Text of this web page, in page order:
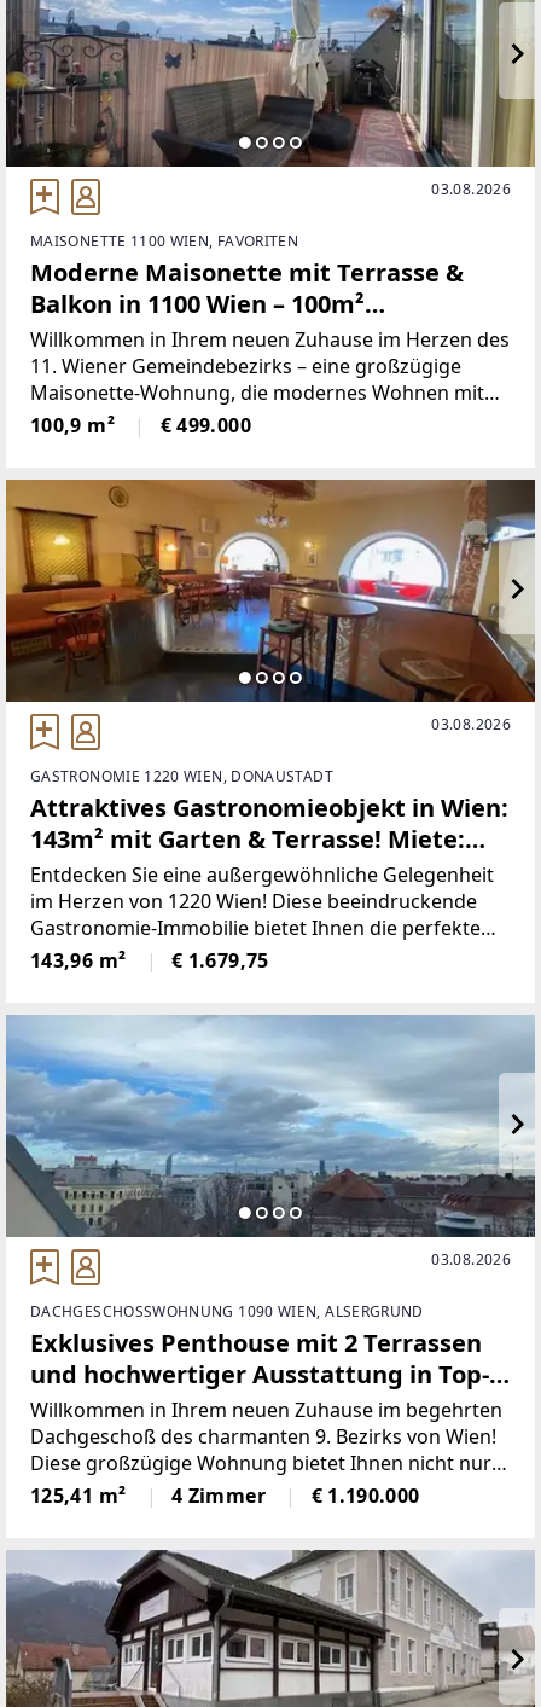
03.08.2026
MAISONETTE 1100 WIEN, FAVORITEN
Moderne Maisonette mit Terrasse &
Balkon in 1100 Wien – 100m²
Wohnkomfort!
Willkommen in Ihrem neuen Zuhause im Herzen des
11. Wiener Gemeindebezirks – eine großzügige
Maisonette-Wohnung, die modernes Wohnen mit
urbanem Flair perfekt verbindet. Diese exklusive
Immobilie bietet auf rund 101 m² Wohnfläche ein
100,9 m² € 499.000
03.08.2026
GASTRONOMIE 1220 WIEN, DONAUSTADT
Attraktives Gastronomieobjekt in Wien:
143m² mit Garten & Terrasse! Miete:
1.938,88 €
Entdecken Sie eine außergewöhnliche Gelegenheit
im Herzen von 1220 Wien! Diese beeindruckende
Gastronomie-Immobilie bietet Ihnen die perfekte
Bühne, um Ihre kulinarischen Träume zu
verwirklichen. Mit einer großzügigen Fläche von
143,96 m² € 1.679,75
03.08.2026
DACHGESCHOSSWOHNUNG 1090 WIEN, ALSERGRUND
Exklusives Penthouse mit 2 Terrassen
und hochwertiger Ausstattung in Top-
Lage Wien 1090!
Willkommen in Ihrem neuen Zuhause im begehrten
Dachgeschoß des charmanten 9. Bezirks von Wien!
Diese großzügige Wohnung bietet Ihnen nicht nur
eine optimale Lage, sondern auch eine einzigartige
Ausstattung und einen traumhaften Ausblick über
125,41 m² 4 Zimmer € 1.190.000